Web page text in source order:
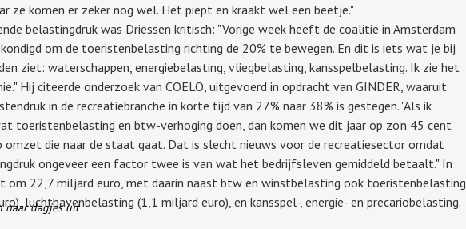
ze komen er zeker nog wel. Het piept en kraakt wel een beetje."
belastingdruk was Driessen kritisch: "Vorige week heeft de coalitie in Amsterdam
om de toeristenbelasting richting de 20% te bewegen. En dit is iets wat je bij
ziet: waterschappen, energiebelasting, vliegbelasting, kansspelbelasting. Ik zie het
Hij citeerde onderzoek van COELO, uitgevoerd in opdracht van GINDER, waaruit
in de recreatiebranche in korte tijd van 27% naar 38% is gestegen. "Als ik
toeristenbelasting en btw-verhoging doen, dan komen we dit jaar op zo'n 45 cent
omzet die naar de staat gaat. Dat is slecht nieuws voor de recreatiesector omdat
ongeveer een factor twee is van wat het bedrijfsleven gemiddeld betaalt." In
22,7 miljard euro, met daarin naast btw en winstbelasting ook toeristenbelasting
luchthavenbelasting (1,1 miljard euro), en kansspel-, energie- en precariobelasting.
naar dagjes uit